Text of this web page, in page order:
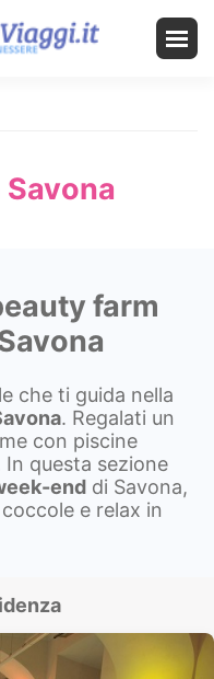
farm
che ti guida nella
. Regalati un
con piscine
questa sezione
end di Savona,
e relax in